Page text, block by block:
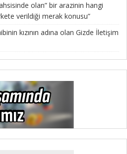
olan” bir arazinin hangi
verildiği merak konusu”
kızının adına olan Gizde İletişim